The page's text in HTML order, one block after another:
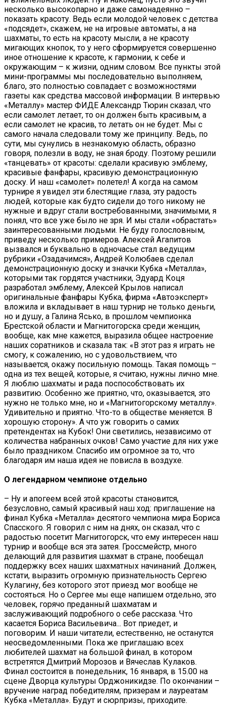
несколько высокопарно и даже самонадеянно –
показать красоту. Ведь если молодой человек с детства
«подсядет», скажем, не на игровые автоматы, а на
шахматы, то есть на красоту мысли, а не красоту
мигающих кнопок, то у него сформируется совершенно
иное отношение к красоте, к гармонии, к себе и
окружающим – к жизни, одним словом. Все пункты этой
мини-программы мы последовательно выполняем,
благо, это полностью совпадает с возможностями
газеты как средства массовой информации. В интервью
«Металлу» мастер ФИДЕ Александр Тюрин сказал, что
если самолет летает, то он должен быть красивым, а
если самолет не красив, то летать он не будет. Мы с
самого начала следовали тому же принципу. Ведь, по
сути, мы сунулись в незнакомую область, образно
говоря, полезли в воду, не зная броду. Поэтому решили
«танцевать» от красоты: сделали красивую эмблему,
красивые фанфары, красивую демонстрационную
доску. И наш «самолет» полетел! А когда на самом
турнире я увидел эти блестящие глаза, эту радость
людей, которые как будто сидели до того никому не
нужные и вдруг стали востребованными, значимыми, я
понял, что все уже было не зря. И мы стали «обрастать»
заинтересованными людьми. Не буду голословным,
приведу несколько примеров. Алексей Агапитов
вызвался и буквально в одночасье стал ведущим
рубрики «Озадачимся», Андрей Колюбаев сделал
демонстрационную доску и значки Кубка «Металла»,
которыми так гордятся участники, Эдуард Коця
разработал эмблему, Алексей Крылов написал
оригинальные фанфары Кубка, фирма «Автоэксперт»
вложила и вкладывает в наш турнир не только деньги,
но и душу, а Галина Ясько, в прошлом чемпионка
Брестской области и Магнитогорска среди женщин,
вообще, как мне кажется, выразила общее настроение
наших соратников и сказала так: «В этот раз я играть не
смогу, к сожалению, но с удовольствием, что
называется, окажу посильную помощь. Такая помощь –
одна из тех вещей, которые, я считаю, нужны лично мне.
Я люблю шахматы и рада поспособствовать их
развитию. Особенно же приятно, что, оказывается, это
нужно не только мне, но и «Магнитогорскому металлу».
Удивительно и приятно. Что-то в обществе меняется. В
хорошую сторону». А что уж говорить о самих
претендентах на Кубок! Они светились, независимо от
количества набранных очков! Само участие для них уже
было праздником. Спасибо им огромное за то, что
благодаря им наша идея не повисла в воздухе.
О легендарном чемпионе отдельно
– Ну и апогеем всей этой красоты становится,
безусловно, самый красивый наш ход: приглашение на
финал Кубка «Металла» десятого чемпиона мира Бориса
Спасского. Я говорил с ним на днях, он сказал, что с
радостью посетит Магнитогорск, что ему интересен наш
турнир и вообще вся эта затея. Гроссмейстр, много
делающий для развития шахмат в стране, пообещал
поддержку всех наших шахматных начинаний. Должен,
кстати, выразить огромную признательность Сергею
Кулагину, без которого этот приезд мог вообще не
состояться. Но о Сергее мы еще напишем отдельно, это
человек, горячо преданный шахматам и
заслуживающий подробного о себе рассказа. Что
касается Бориса Васильевича... Вот приедет, и
поговорим. И наши читатели, естественно, не останутся
неосведомленными. Пока же приглашаю всех
любителей шахмат на большой финал, в котором
встретятся Дмитрий Морозов и Вячеслав Кулаков.
Финал состоится в понедельник, 16 января, в 15.00 на
сцене Дворца культуры Орджоникидзе. По окончании –
вручение наград победителям, призерам и лауреатам
Кубка «Металла». Будут и сюрпризы, приходите.